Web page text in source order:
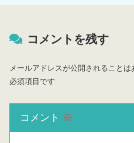
コメントを残す
メールアドレスが公開されることは
必須項目です
コメント ※